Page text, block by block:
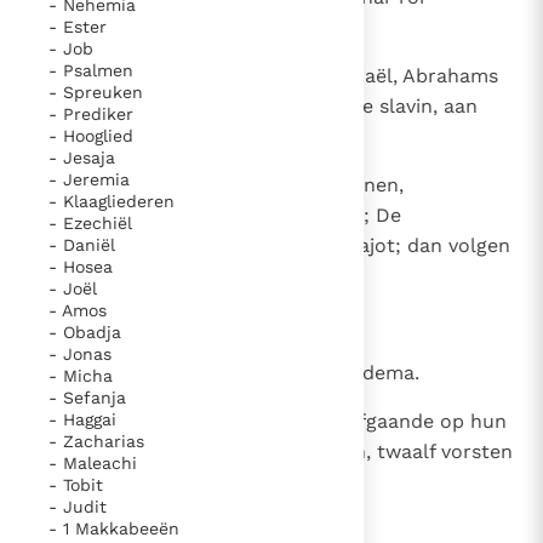
- Nehemia
- Ester
- Job
- Psalmen
- Spreuken
- Prediker
- Hooglied
- Jesaja
- Jeremia
- Klaagliederen
- Ezechiël
- Daniël
- Hosea
- Joël
- Amos
- Obadja
- Jonas
- Micha
- Sefanja
- Haggai
- Zacharias
- Maleachi
- Tobit
- Judit
- 1 Makkabeeën
gevestigd.
Dit zijn de nakomelingen van Ismaël, Abrahams
zoon, die Hagar, Sara's Egyptische slavin, aan
Abraham geschonken had.
Dit zijn de namen van Ismaëls zonen,
opgenoemd naar hun geslachten; De
eerstgeborene van Ismaël is Nebajot; dan volgen
Kedar, Adbeel, Mibsam,
Misma, Duma, Massa,
Chadad, Tema, Jetur, Nafis en Kedema.
Zo heten de zonen van Ismaël, afgaande op hun
nederzettingen en kampementen, twaalf vorsten
van twaalf stammen.
Ismaël bereikte de leeftijd van